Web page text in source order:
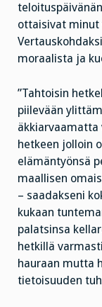
ottaisivat minut
moraalista ja
”Tahtoisin
piilevään
äkkiarvaamatta
hetkeen jolloin
elämäntyönsä
maallisen
– saadakseni
kukaan
palatsinsa
hetkillä
hauraan mutta
tietoisuuden